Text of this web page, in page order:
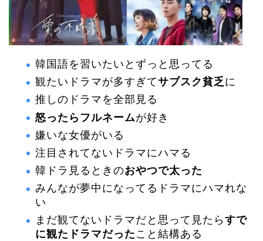
韓国語を習いたいとずっと思ってる
観たいドラマが多すぎてサブスク貧乏 に
推しのドラマを全部見る
怒ったらフルネームが好き
嫌いな女優がいる
注目されてないドラマにハマる
韓ドラ見るときのおやつで太った
みんなが夢中になってるドラマにハマれな
い
まだ観てないドラマだと思って見たらすで
に観たドラマだった こと結構ある